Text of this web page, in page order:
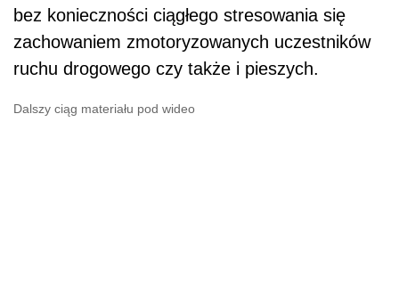
bez konieczności ciągłego stresowania się
zachowaniem zmotoryzowanych uczestników
ruchu drogowego czy także i pieszych.
Dalszy ciąg materiału pod wideo